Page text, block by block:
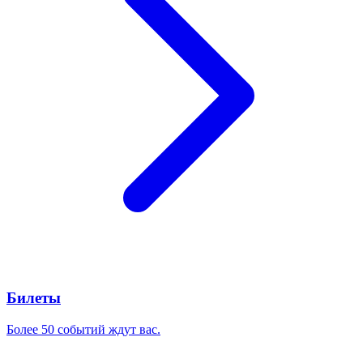
Билеты
Более 50 событий ждут вас.